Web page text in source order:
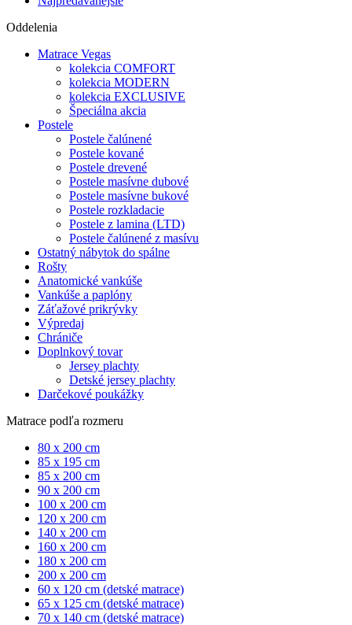
Oddelenia
Matrace Vegas
kolekcia COMFORT
kolekcia MODERN
kolekcia EXCLUSIVE
Špeciálna akcia
Postele
Postele čalúnené
Postele kované
Postele drevené
Postele masívne dubové
Postele masívne bukové
Postele rozkladacie
Postele z lamina (LTD)
Postele čalúnené z masívu
Ostatný nábytok do spálne
Rošty
Anatomické vankúše
Vankúše a paplóny
Záťažové prikrývky
Výpredaj
Chrániče
Doplnkový tovar
Jersey plachty
Detské jersey plachty
Darčekové poukážky
Matrace podľa rozmeru
80 x 200 cm
85 x 195 cm
85 x 200 cm
90 x 200 cm
100 x 200 cm
120 x 200 cm
140 x 200 cm
160 x 200 cm
180 x 200 cm
200 x 200 cm
60 x 120 cm (detské matrace)
65 x 125 cm (detské matrace)
70 x 140 cm (detské matrace)